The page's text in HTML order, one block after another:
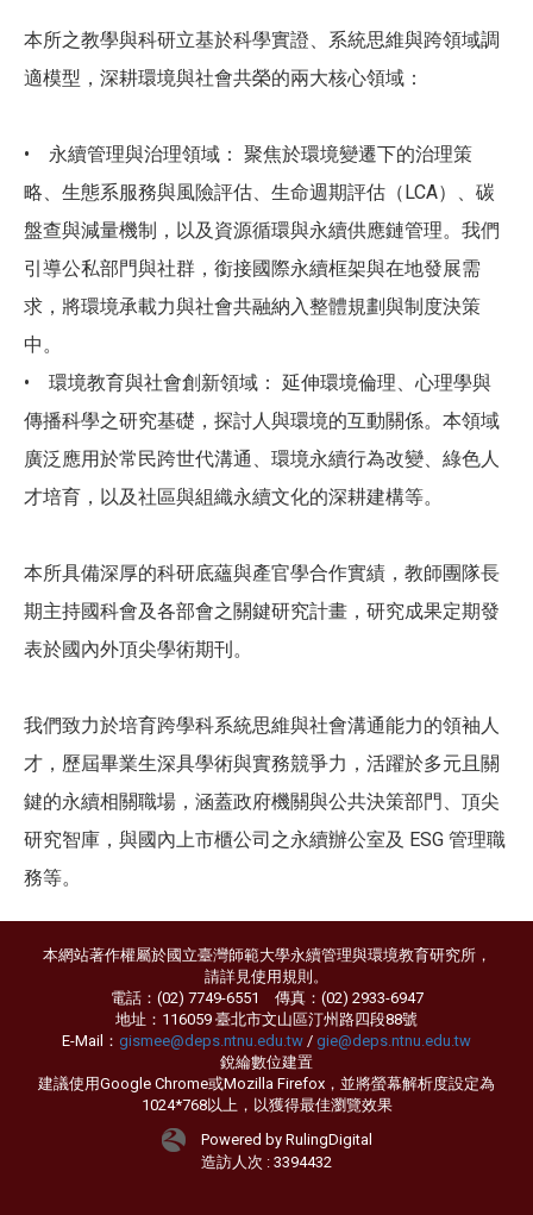
本所之教學與科研立基於科學實證、系統思維與跨領域調
適模型，深耕環境與社會共榮的兩大核心領域：
• 永續管理與治理領域： 聚焦於環境變遷下的治理策
略、生態系服務與風險評估、生命週期評估（LCA）、碳
盤查與減量機制，以及資源循環與永續供應鏈管理。我們
引導公私部門與社群，銜接國際永續框架與在地發展需
求，將環境承載力與社會共融納入整體規劃與制度決策
中。
• 環境教育與社會創新領域： 延伸環境倫理、心理學與
傳播科學之研究基礎，探討人與環境的互動關係。本領域
廣泛應用於常民跨世代溝通、環境永續行為改變、綠色人
才培育，以及社區與組織永續文化的深耕建構等。
本所具備深厚的科研底蘊與產官學合作實績，教師團隊長
期主持國科會及各部會之關鍵研究計畫，研究成果定期發
表於國內外頂尖學術期刊。
我們致力於培育跨學科系統思維與社會溝通能力的領袖人
才，歷屆畢業生深具學術與實務競爭力，活躍於多元且關
鍵的永續相關職場，涵蓋政府機關與公共決策部門、頂尖
研究智庫，與國內上市櫃公司之永續辦公室及 ESG 管理職
務等。
本網站著作權屬於國立臺灣師範大學永續管理與環境教育研究所，
請詳見使用規則 。
電話：(02) 7749-6551 傳真：(02) 2933-6947
地址：116059 臺北市文山區汀州路四段88號
E-Mail： gismee@deps.ntnu.edu.tw / gie@deps.ntnu.edu.tw
銳綸數位建置
建議使用Google Chrome或Mozilla Firefox，並將螢幕解析度設定為
1024*768以上，以獲得最佳瀏覽效果
Powered by RulingDigital
造訪人次 : 3394432